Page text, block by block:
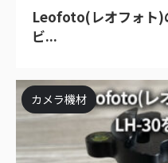
Leofoto(レオフォト)
ビ...
カメラ機材